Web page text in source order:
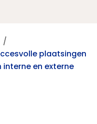
plaatsingen
en externe